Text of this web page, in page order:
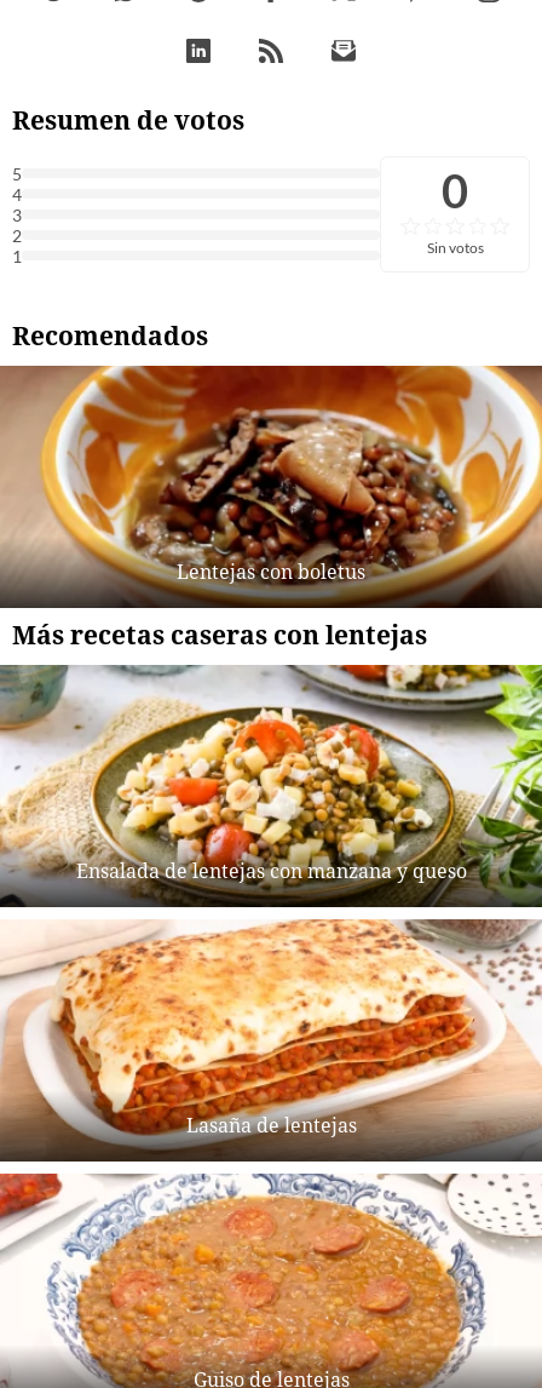
Resumen de votos
5
4
3
2
1
0
Sin votos
Recomendados
Lentejas con boletus
Más recetas caseras con lentejas
Ensalada de lentejas con manzana y queso
Lasaña de lentejas
Guiso de lentejas